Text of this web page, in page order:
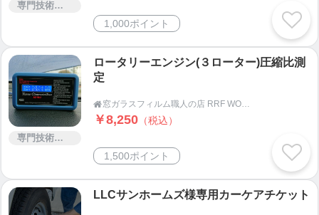
大きい、重いなど移動が困難なものは当日お手伝
↓
⑥ 完了
お客様にご確認いただいて作業完了となります。
法人様の場合は請求書を発行、後日お振込み頂く
場合もございます。
「築年数も経って壁を綺麗にしたいけど費用が･･･」
是非当店へご相談下さい！
専門技術サービス
1,000ポイント
専門技術サービス
ロータリーエンジン(３ローター)圧縮比測
定
 窓ガラスフィルム職人の店 RRF WORKS
￥8,250 （税込）
1,500ポイント
LLCサンホームズ様専用カーケアチケット